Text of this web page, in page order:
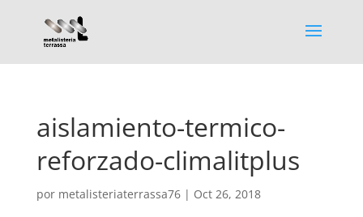
aislamiento-termico-
reforzado-climalitplus
por metalisteriaterrassa76| Oct 26, 2018